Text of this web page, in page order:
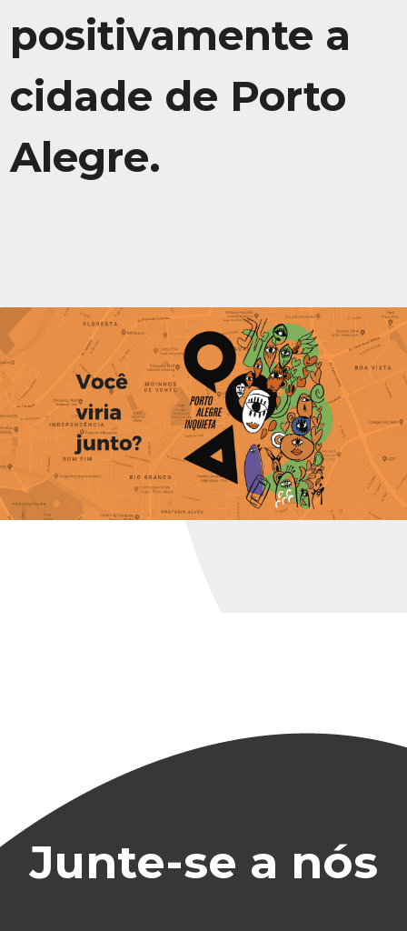
positivamente a
cidade de Porto
Alegre.
Junte-se a nós